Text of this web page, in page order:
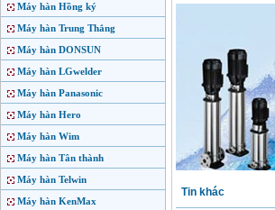
Máy hàn Hồng ký
Máy hàn Trung Thắng
Máy hàn DONSUN
Máy hàn LGwelder
Máy hàn Panasonic
Máy hàn Hero
Máy hàn Wim
Máy hàn Tân thành
Máy hàn Telwin
Máy hàn KenMax
Tin khác